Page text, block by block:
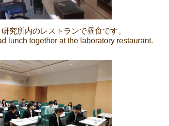
究所内のレストランで昼食です。
lunch together at the laboratory restaurant.